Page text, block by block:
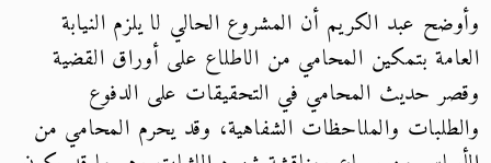
وأوضح عبد الكريم أن المشروع الحالي لا يلزم النيابة
العامة بتمكين المحامي من الاطلاع على أوراق القضية
وقصر حديث المحامي في التحقيقات على الدفوع
والطلبات والملاحظات الشفاهية، وقد يحرم المحامي من